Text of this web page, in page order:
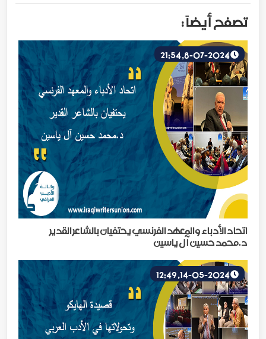
تصفح أيضاً :
اتحاد الأدباء والمعهد الفرنسي يحتفيان بالشاعر القدير
د.محمد حسين آل ياسين